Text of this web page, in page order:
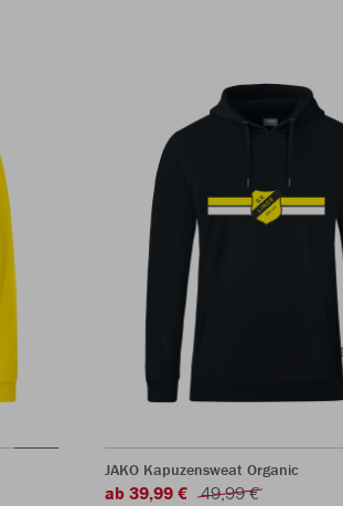
JAKO Kapuzensweat Organic
ab 39,99 € 49,99 €